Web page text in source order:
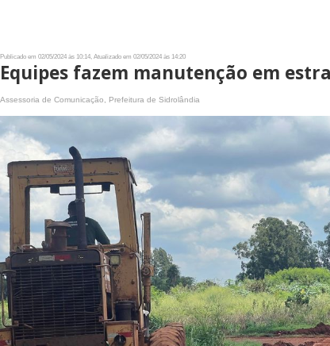
Publicado em 02/05/2024 às 10:14, Atualizado em 02/05/2024 às 14:20
Equipes fazem manutenção em
Assessoria de Comunicação, Prefeitura de Sidrolândia